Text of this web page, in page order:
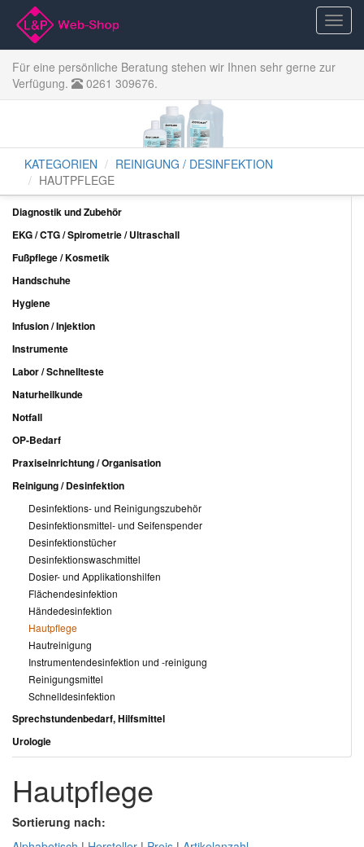
Für eine persönliche Beratung stehen wir Ihnen sehr gerne zur
Verfügung.
0261 309676.
KATEGORIEN
REINIGUNG / DESINFEKTION
HAUTPFLEGE
Diagnostik und Zubehör
EKG / CTG / Spirometrie / Ultraschall
Fußpflege / Kosmetik
Handschuhe
Hygiene
Infusion / Injektion
Instrumente
Labor / Schnellteste
Naturheilkunde
Notfall
OP-Bedarf
Praxiseinrichtung / Organisation
Reinigung / Desinfektion
Desinfektions- und Reinigungszubehör
Desinfektionsmittel- und Seifenspender
Desinfektionstücher
Desinfektionswaschmittel
Dosier- und Applikationshilfen
Flächendesinfektion
Händedesinfektion
Hautpflege
Hautreinigung
Instrumentendesinfektion und -reinigung
Reinigungsmittel
Schnelldesinfektion
Sprechstundenbedarf, Hilfsmittel
Urologie
Hautpflege
Sortierung nach: